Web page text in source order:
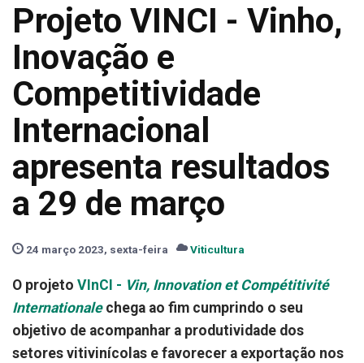
Projeto VINCI - Vinho,
Inovação e
Competitividade
Internacional
apresenta resultados
a 29 de março
24 março 2023, sexta-feira Viticultura
O projeto VInCI - Vin, Innovation et Compétitivité
Internationalechega ao fim cumprindo o seu
objetivo de acompanhar a produtividade dos
setores vitivinícolas e favorecer a exportação nos